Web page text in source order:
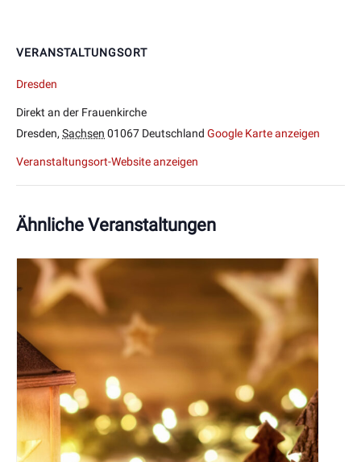
VERANSTALTUNGSORT
Dresden
Direkt an der Frauenkirche
Dresden, Sachsen 01067 Deutschland Google Karte anzeigen
Veranstaltungsort-Website anzeigen
Ähnliche Veranstaltungen